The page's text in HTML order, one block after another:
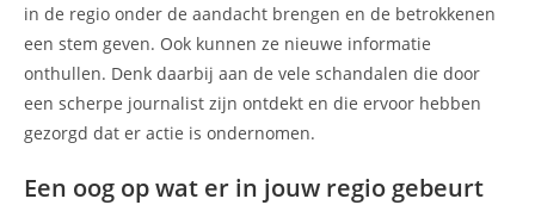
in de regio onder de aandacht brengen en de betrokkenen
een stem geven. Ook kunnen ze nieuwe informatie
onthullen. Denk daarbij aan de vele schandalen die door
een scherpe journalist zijn ontdekt en die ervoor hebben
gezorgd dat er actie is ondernomen.
Een oog op wat er in jouw regio gebeurt